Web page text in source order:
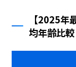
【2025年
均年齢比較